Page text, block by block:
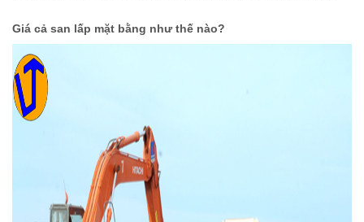
Giá cả san lấp mặt bằng như thế nào?